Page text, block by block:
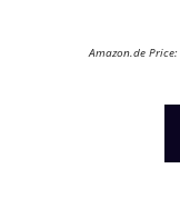
Amazon.de Price: